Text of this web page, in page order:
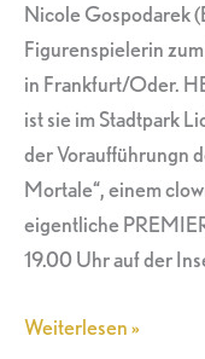
Nicole Gospodarek
Figurenspielerin
in Frankfurt/Oder.
ist sie im Stadtpark
der Voraufführungn
Mortale“, einem
eigentliche
19.00 Uhr auf der
Weiterlesen »